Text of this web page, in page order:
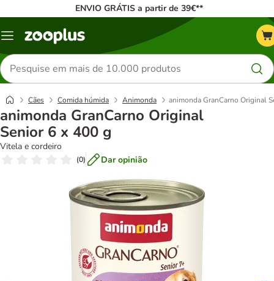
ENVIO GRÁTIS a partir de 39€**
Menu
Pesquisar
produtos
Cães Comida húmida Animonda animonda GranCarno Original
animonda GranCarno Original
Senior 6 x 400 g
Vitela e cordeiro
(0) Dar opinião